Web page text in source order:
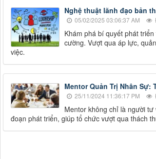
Nghệ thuật lãnh đạo bản
05/02/2025 03:06:37 AM
Khám phá bí quyết phát
cường. Vượt qua áp lực,
việc.
Mentor Quản Trị Nhân Sự:
25/11/2024 11:36:17 PM
Mentor không chỉ là người
đoạn phát triển, giúp tổ chức vượt qua thách